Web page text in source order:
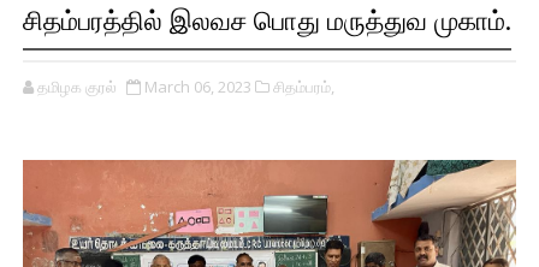
சிதம்பரத்தில் இலவச பொது மருத்துவ முகாம்.
தமிழக குரல் March 06, 2023 சிதம்பரம்,